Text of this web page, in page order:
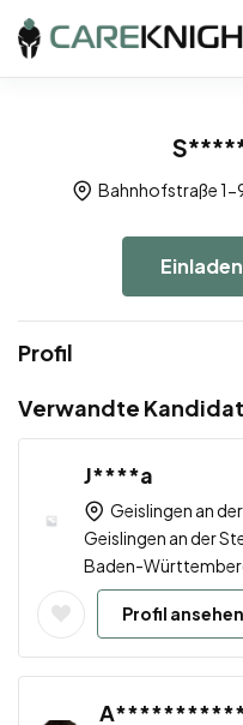
Bahnhofstraße 1-
Einladen
Profil
Verwandte
J****a
Geislingen an
Geislingen an der
Baden-
Profil ansehen